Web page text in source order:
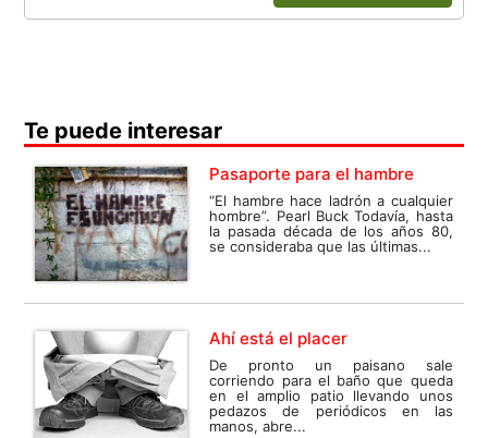
Te puede interesar
Pasaporte para el hambre
“El hambre hace ladrón a cualquier
hombre”. Pearl Buck Todavía, hasta
la pasada década de los años 80,
se consideraba que las últimas...
Ahí está el placer
De pronto un paisano sale
corriendo para el baño que queda
en el amplio patio llevando unos
pedazos de periódicos en las
manos, abre...